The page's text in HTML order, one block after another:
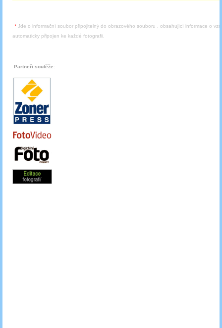
* Jde o informační soubor připojitelný do obrazového souboru , obsahující informace o
automaticky připojen ke každé fotografii.
Partneři soutěže: